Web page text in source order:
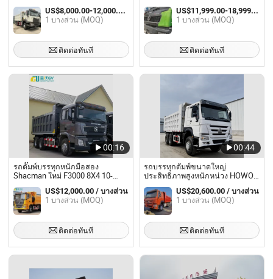
และมือสอง ซิโน ดีเซล 30 ตัน ราคา
รถบรรทุก 6X4 8X4 รถดัมพ์ รถเทUS$8,000.00-12,000.00 / บางส่วน
1 บางส่วน (MOQ)
ติดต่อทันที
ยาง ยูโร 6 ขับซ้าย/ขับขวา 50 ตัน
รถบรรทุกเหมือง รถบรรทุกเท รถ
บรรทุกดัมพ์
US$11,999.00-18,999.00 / บางส่วน
1 บางส่วน (MOQ)
ติดต่อทันที
00:16
รถดั๊มพ์บรรทุกหนักมือสอง
Shacman ใหม่ F3000 8X4 10-
Wheel 340-550HP
US$12,000.00 / บางส่วน
1 บางส่วน (MOQ)
ติดต่อทันที
00:44
รถบรรทุกดัมพ์ขนาดใหญ่
ประสิทธิภาพสูงหนักหน่วง HOWO
6×4 สำหรับสินค้าหลายประเภท
US$20,600.00 / บางส่วน
1 บางส่วน (MOQ)
ติดต่อทันที